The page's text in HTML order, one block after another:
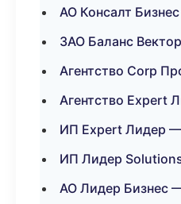
АО Консалт
ЗАО Баланс
Агентство Corp
Агентство Expert
ИП Expert Лидер
ИП Лидер
АО Лидер Бизнес